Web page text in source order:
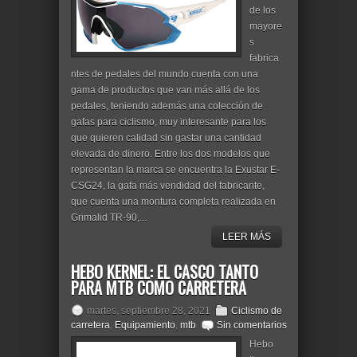
de los
mayore
s
fabrica
ntes de pedales del mundo cuenta con una
gama de productos que van más allá de los
pedales, teniendo además una colección de
gafas para ciclismo, muy interesante para los
que quieren calidad sin gastar una cantidad
elevada de dinero. Entre los dos modelos que
representan la marca se encuentra la Exustar E-
CSG24, la gafa más vendidad del fabricante,
que cuenta una montura completa realizada en
Grimalid TR-90,...
LEER MÁS
HEBO KERNEL: EL CASCO TANTO
PARA MTB COMO CARRETERA
martes, septiembre 28, 2021
Ciclismo de
carretera, Equipamiento, mtb
Sin comentarios
Hebo